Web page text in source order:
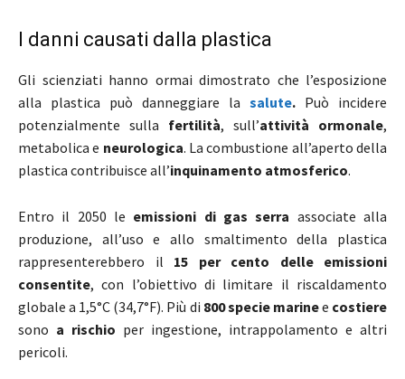
I danni causati dalla plastica
Gli scienziati hanno ormai dimostrato che l’esposizione
alla plastica può danneggiare la salute. Può incidere
potenzialmente sulla fertilità, sull’attività ormonale,
metabolica e neurologica. La combustione all’aperto della
plastica contribuisce all’inquinamento atmosferico.
Entro il 2050 le emissioni di gas serra associate alla
produzione, all’uso e allo smaltimento della plastica
rappresenterebbero il 15 per cento delle emissioni
consentite, con l’obiettivo di limitare il riscaldamento
globale a 1,5°C (34,7°F). Più di 800 specie marinee costiere
sono a rischio per ingestione, intrappolamento e altri
pericoli.